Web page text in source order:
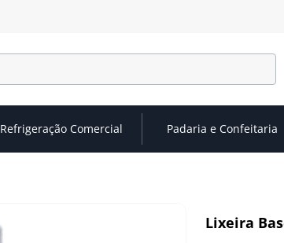
Refrigeração Comercial Padaria e Confeitaria
Lixeira